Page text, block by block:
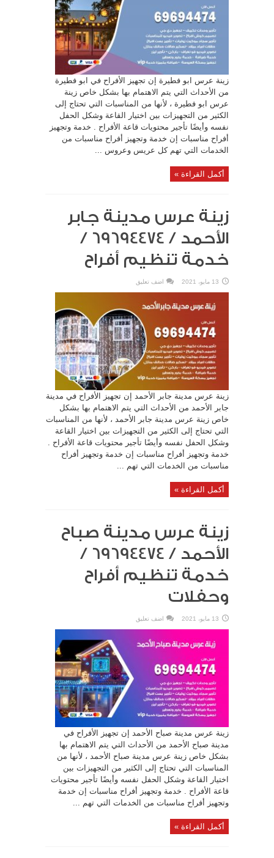
زينة عرس ابو فطيرة إن تجهيز الأفراح في ابو فطيرة
من الأحداث التي يتم الاهتمام بها بشكل خاص زينة
عرس ابو فطيرة ، لأنها من المناسبات التي تحتاج إلى
الكثير من التجهيزات بين اختيار القاعة وشكل الحفل
نفسه وأيضًا تأجير محتويات قاعة الأفراح . خدمة وتجهيز
أفراح مناسبات إن خدمة وتجهيز أفراح مناسبات من
الخدمات التي تهم كل عريس وعروس ...
أكمل القراءة »
زينة عرس مدينة جابر
الأحمد / 69694474 /
خدمة تنظيم أفراح
13 مايو، 2021 اضف تعليق
زينة عرس مدينة جابر الأحمد إن تجهيز الأفراح في مدينة
جابر الأحمد من الأحداث التي يتم الاهتمام بها بشكل
خاص زينة عرس مدينة جابر الأحمد ، لأنها من المناسبات
التي تحتاج إلى الكثير من التجهيزات بين اختيار القاعة
وشكل الحفل نفسه وأيضًا تأجير محتويات قاعة الأفراح .
خدمة وتجهيز أفراح مناسبات إن خدمة وتجهيز أفراح
مناسبات من الخدمات التي تهم ...
أكمل القراءة »
زينة عرس مدينة صباح
الأحمد / 69694474 /
خدمة تنظيم أفراح
وحفلات
13 مايو، 2021 اضف تعليق
زينة عرس مدينة صباح الأحمد إن تجهيز الأفراح في
مدينة صباح الأحمد من الأحداث التي يتم الاهتمام بها
بشكل خاص زينة عرس مدينة صباح الأحمد ، لأنها من
المناسبات التي تحتاج إلى الكثير من التجهيزات بين
اختيار القاعة وشكل الحفل نفسه وأيضًا تأجير محتويات
قاعة الأفراح . خدمة وتجهيز أفراح مناسبات إن خدمة
وتجهيز أفراح مناسبات من الخدمات التي تهم ...
أكمل القراءة »